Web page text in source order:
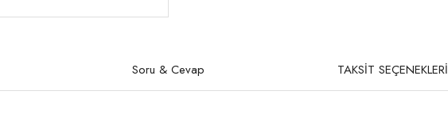
Soru & Cevap TAKSİT SEÇENEKLERİ